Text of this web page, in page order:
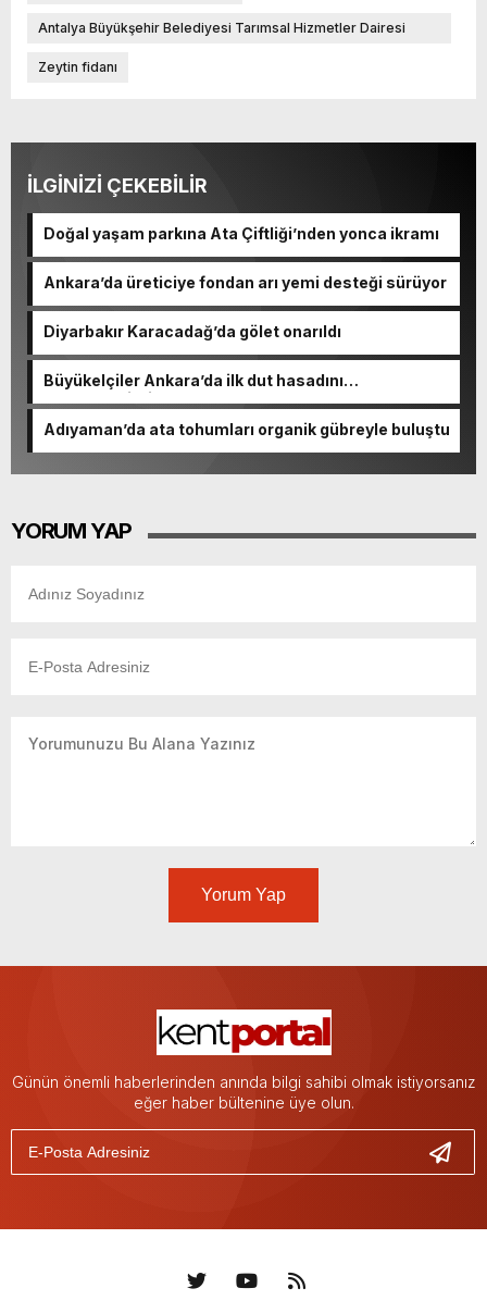
Antalya Büyükşehir Belediyesi Tarımsal Hizmetler Dairesi
Başkanlığı Bitkisel Üretim ve Eğitim Şube Müdürlüğü
Zeytin fidanı
İLGİNİZİ ÇEKEBİLİR
Doğal yaşam parkına Ata Çiftliği’nden yonca ikramı
Ankara’da üreticiye fondan arı yemi desteği sürüyor
Diyarbakır Karacadağ’da gölet onarıldı
Büyükelçiler Ankara’da ilk dut hasadını
gerçekleştirdi
Adıyaman’da ata tohumları organik gübreyle buluştu
YORUM YAP
Yorum Yap
Günün önemli haberlerinden anında bilgi sahibi olmak istiyorsanız
eğer haber bültenine üye olun.